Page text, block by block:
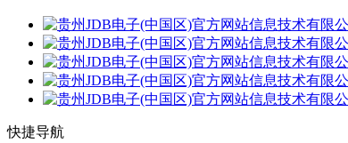
快捷导航